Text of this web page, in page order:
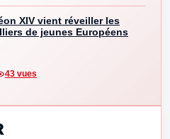
XIV vient réveiller les
de jeunes Européens
43 vues